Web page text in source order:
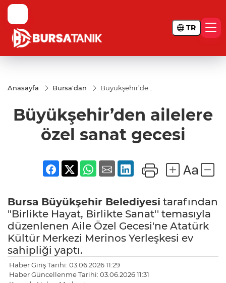
TR
Anasayfa Bursa'dan
Büyükşehir’den
Büyükşehir’den ailelere
özel sanat gecesi
Bursa Büyükşehir Belediyesi tarafından
"Birlikte Hayat, Birlikte Sanat'' temasıyla
düzenlenen Aile Özel Gecesi'ne Atatürk
Kültür Merkezi Merinos Yerleşkesi ev
sahipliği yaptı.
Haber Giriş Tarihi: 03.06.2026 11:29
Haber Güncellenme Tarihi: 03.06.2026 11:31